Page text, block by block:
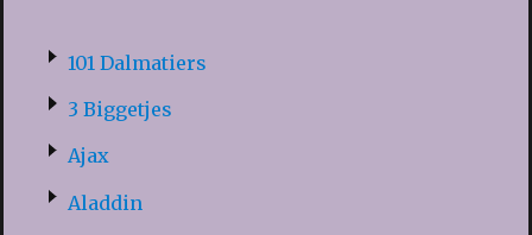
101 Dalmatiers
3 Biggetjes
Ajax
Aladdin